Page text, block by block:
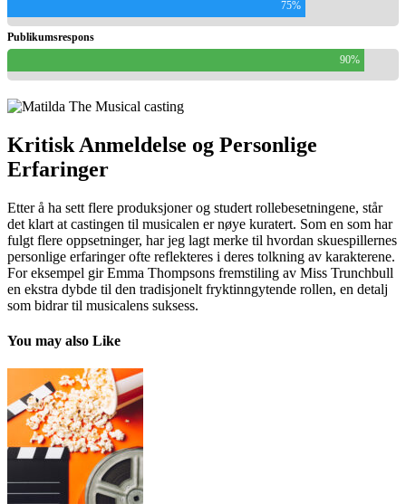
75%
Publikumsrespons
90%
Kritisk Anmeldelse og Personlige
Erfaringer
Etter å ha sett flere produksjoner og studert rollebesetningene, står
det klart at castingen til musicalen er nøye kuratert. Som en som har
fulgt flere oppsetninger, har jeg lagt merke til hvordan skuespillernes
personlige erfaringer ofte reflekteres i deres tolkning av karakterene.
For eksempel gir Emma Thompsons fremstiling av Miss Trunchbull
en ekstra dybde til den tradisjonelt fryktinngytende rollen, en detalj
som bidrar til musicalens suksess.
You may also Like